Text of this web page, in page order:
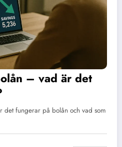
– vad är det
det fungerar på bolån och vad som